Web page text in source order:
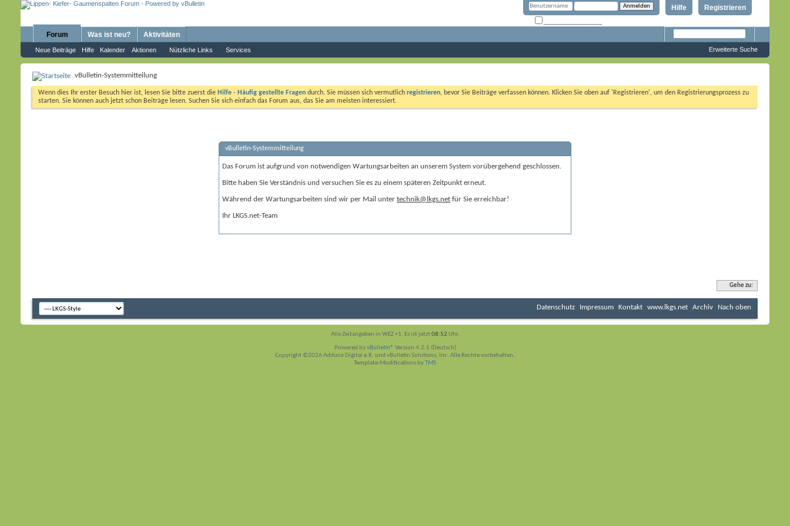
Registrieren
Hilfe
Forum
Neue Beiträge Hilfe Kalender Aktionen Nützliche Links Services
Was ist neu? Aktivitäten
Erweiterte Suche
vBulletin-Systemmitteilung
Wenn dies Ihr erster Besuch hier ist, lesen Sie bitte zuerst die Hilfe - Häufig gestellte Fragen durch. Sie müssen sich vermutlich registrieren, bevor Sie Beiträge verfassen können. Klicken Sie oben auf 'Registrieren', um den Registrierungsprozess zu
starten. Sie können auch jetzt schon Beiträge lesen. Suchen Sie sich einfach das Forum aus, das Sie am meisten interessiert.
vBulletin-Systemmitteilung
Das Forum ist aufgrund von notwendigen Wartungsarbeiten an unserem System vorübergehend geschlossen.
Bitte haben Sie Verständnis und versuchen Sie es zu einem späteren Zeitpunkt erneut.
Während der Wartungsarbeiten sind wir per Mail unter technik@lkgs.net für Sie erreichbar!
Ihr LKGS.net-Team
Gehe zu:
Datenschutz Impressum Kontakt www.lkgs.net Archiv Nach oben
Alle Zeitangaben in WEZ +1. Es ist jetzt08:52 Uhr.
Powered byvBulletin® Version 4.2.5 (Deutsch)
Copyright ©2026 Adduco Digital e.K. und vBulletin Solutions, Inc. Alle Rechte vorbehalten.
Template-Modifications byTMS